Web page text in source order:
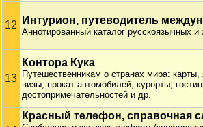
12 Интурион, путеводитель
Аннотированный каталог русскоязычных
13
Контора Кука
Путешественникам о странах мира:
визы, прокат автомобилей, курорты,
достопримечательностей и др.
Красный телефон, справочная